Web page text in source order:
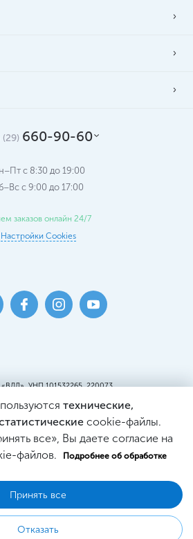
(29) 660-90-60
с 8:30 до 19:00
c 9:00 до 17:00
заказов онлайн 24/7
Настройки Cookies
УНП 101532265, 220073
Пункт самовывоза:
ул. Кальварийская, 25, пом. 220
Минским Горисполкомом.
в Торговом реестре
№444353 от 21.03.2019г.
технические,
cookie-файлы.
все», Вы даете согласие на
файлов.
Подробнее об обработке
Принять все
Отказать